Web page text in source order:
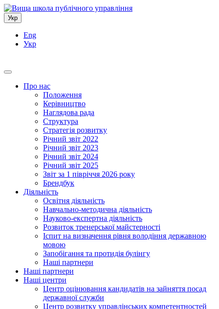
Укр
Eng
Укр
Про нас
Положення
Керівництво
Наглядова рада
Структура
Стратегія розвитку
Річний звіт 2022
Річний звіт 2023
Річний звіт 2024
Річний звіт 2025
Звіт за 1 півріччя 2026 року
Брендбук
Діяльність
Освітня діяльність
Навчально-методична діяльність
Науково-експертна діяльність
Розвиток тренерської майстерності
Іспит на визначення рівня володіння державною
мовою
Запобігання та протидія булінгу
Наші партнери
Наші партнери
Наші центри
Центр оцінювання кандидатів на зайняття посад
державної служби
Центр розвитку управлінських компетентностей